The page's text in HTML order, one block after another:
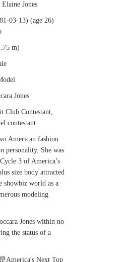
Jones
03-13) (age 26)
m)
Jones
Contestant,
contestant
American fashion
personality. She was
3 of America’s
size body attracted
showbiz world as a
modeling
Jones within no
the status of a
Next Top